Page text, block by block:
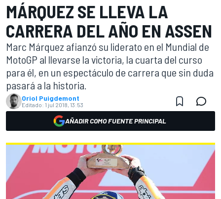
MÁRQUEZ SE LLEVA LA
CARRERA DEL AÑO EN ASSEN
Marc Márquez afianzó su liderato en el Mundial de
MotoGP al llevarse la victoria, la cuarta del curso
para él, en un espectáculo de carrera que sin duda
pasará a la historia.
Oriol Puigdemont
Editado: 1 jul 2018, 13:53
AÑADIR COMO FUENTE PRINCIPAL